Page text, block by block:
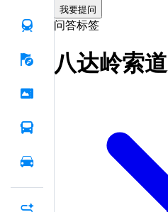
我要提问
问答标签
八达岭索道